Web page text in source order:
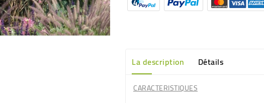
La description Détails
CARACTERISTIQUES